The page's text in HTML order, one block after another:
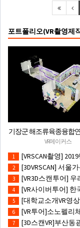
포트폴리오(VR촬영제
기장군 해조류육종융합
보관(3D스캔VR촬영)-VR
VR메이커스
1 [VRSCAN촬영] 2019년 제12회
2 [3DVRSCAN] 서울가산초등학
3 [VR3D스캔투어] 우리가
4 [VR사이버투어] 한국영
5 [대학교소개VR영상]한
6 [VR투어]소노펠리체 컨벤션
7 [3D스캔VR]부산동광성